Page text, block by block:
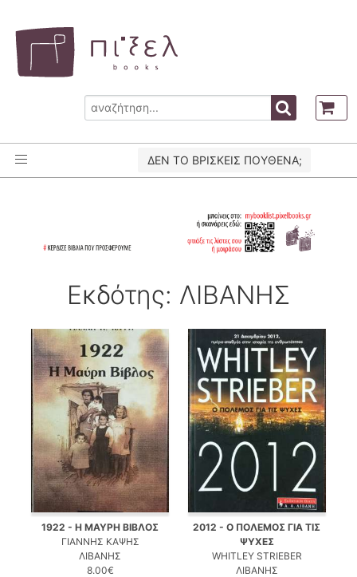
ΔΕΝ ΤΟ ΒΡΙΣΚΕΙΣ ΠΟΥΘΕΝΑ;
Εκδότης: ΛΙΒΑΝΗΣ
1922 - Η ΜΑΥΡΗ ΒΙΒΛΟΣ
ΓΙΑΝΝΗΣ ΚΑΨΗΣ
ΛΙΒΑΝΗΣ
8.00€
2012 - Ο ΠΟΛΕΜΟΣ ΓΙΑ ΤΙΣ
ΨΥΧΕΣ
WHITLEY STRIEBER
ΛΙΒΑΝΗΣ